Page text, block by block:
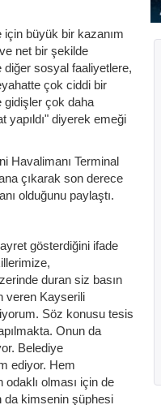
için büyük bir kazanım
net bir şekilde
sosyal faaliyetlere,
çok ciddi bir
gidişler çok daha
yapıldı" diyerek emeği
Havalimanı Terminal
çıkarak son derece
olduğunu paylaştı.
gösterdiğini ifade
duran siz basın
veren Kayserili
Söz konusu tesis
Onun da
Belediye
ediyor. Hem
olması için de
da kimsenin şüphesi